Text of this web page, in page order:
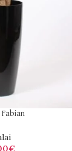
Fabian
€